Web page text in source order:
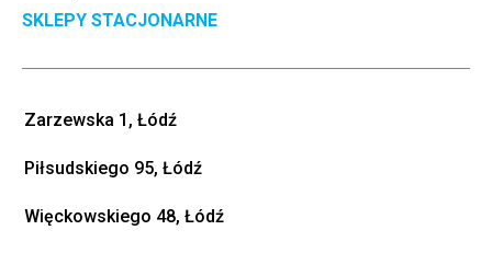
SKLEPY STACJONARNE
Zarzewska 1, Łódź
Piłsudskiego 95, Łódź
Więckowskiego 48, Łódź